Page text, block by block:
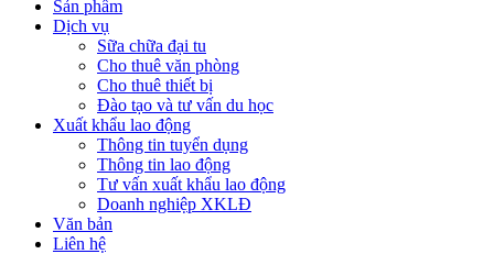
Sản phẩm
Dịch vụ
Sữa chữa đại tu
Cho thuê văn phòng
Cho thuê thiết bị
Đào tạo và tư vấn du học
Xuất khẩu lao động
Thông tin tuyển dụng
Thông tin lao động
Tư vấn xuất khẩu lao động
Doanh nghiệp XKLĐ
Văn bản
Liên hệ